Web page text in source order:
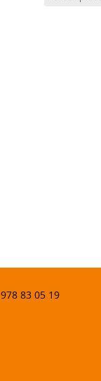
83 05 19